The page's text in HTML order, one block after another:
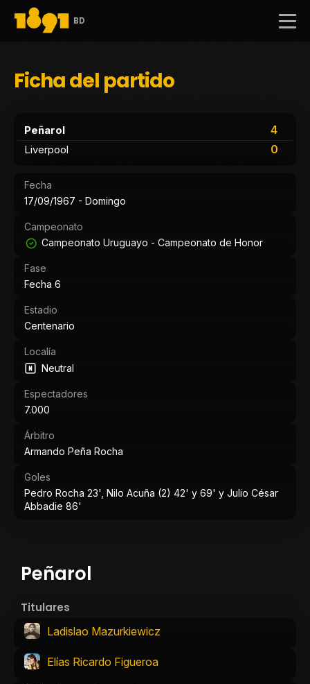
BD
Ficha del partido
Peñarol
4
0
Liverpool
Fecha
17/09/1967 - Domingo
Campeonato
Campeonato Uruguayo - Campeonato de Honor
Fase
Fecha 6
Estadio
Centenario
Localía
Neutral
Espectadores
7.000
Árbitro
Armando Peña Rocha
Goles
Pedro Rocha 23', Nilo Acuña (2) 42' y 69' y Julio César
Abbadie 86'
Peñarol
Titulares
Ladislao Mazurkiewicz
Elías Ricardo Figueroa